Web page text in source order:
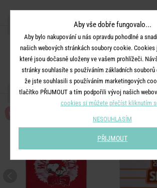
SDÍLEJTE S PŘÁTELI
DALŠÍ PRODUKTY ZE
Aby vše dobře fungovalo...
Aby bylo nakupování u nás opravdu pohodlné a
našich webových stránkách soubory cookie. Cookies
které jsou dočasně uloženy ve vašem prohlížeči.
stránky souhlasíte s používáním základních souborů
že jste souhlasili s používáním marketingových
tlačítko PŘIJMOUT a tím podpořili vývoj našich
cookies si můžete přečíst kliknutím
NESOUHLASÍM
PŘIJMOUT